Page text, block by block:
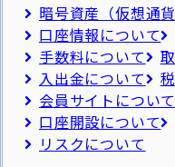
暗号資産（仮想通
口座情報について
手数料について
入出金について
会員サイトについ
口座開設について
リスクについて